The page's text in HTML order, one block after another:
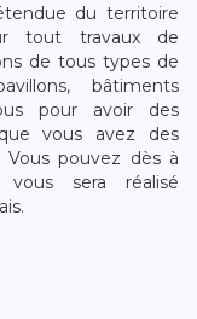
du territoire
tout travaux de
de tous types de
bâtiments
pour avoir des
vous avez des
Vous pouvez dès à
sera réalisé